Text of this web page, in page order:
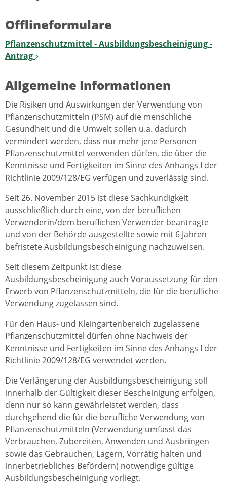
Offlineformulare
Pflanzenschutzmittel - Ausbildungsbescheinigung -
Antrag
Allgemeine Informationen
Die Risiken und Auswirkungen der Verwendung von
Pflanzenschutzmitteln (PSM) auf die menschliche
Gesundheit und die Umwelt sollen u.a. dadurch
vermindert werden, dass nur mehr jene Personen
Pflanzenschutzmittel verwenden dürfen, die über die
Kenntnisse und Fertigkeiten im Sinne des Anhangs I der
Richtlinie 2009/128/EG verfügen und zuverlässig sind.
Seit 26. November 2015 ist diese Sachkundigkeit
ausschließlich durch eine, von der beruflichen
Verwenderin/dem beruflichen Verwender beantragte
und von der Behörde ausgestellte sowie mit 6 Jahren
befristete Ausbildungsbescheinigung nachzuweisen.
Seit diesem Zeitpunkt ist diese
Ausbildungsbescheinigung auch Voraussetzung für den
Erwerb von Pflanzenschutzmitteln, die für die berufliche
Verwendung zugelassen sind.
Für den Haus- und Kleingartenbereich zugelassene
Pflanzenschutzmittel dürfen ohne Nachweis der
Kenntnisse und Fertigkeiten im Sinne des Anhangs I der
Richtlinie 2009/128/EG verwendet werden.
Die Verlängerung der Ausbildungsbescheinigung soll
innerhalb der Gültigkeit dieser Bescheinigung erfolgen,
denn nur so kann gewährleistet werden, dass
durchgehend die für die berufliche Verwendung von
Pflanzenschutzmitteln (Verwendung umfasst das
Verbrauchen, Zubereiten, Anwenden und Ausbringen
sowie das Gebrauchen, Lagern, Vorrätig halten und
innerbetriebliches Befördern) notwendige gültige
Ausbildungsbescheinigung vorliegt.